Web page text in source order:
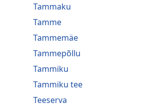
Tammaku
Tamme
Tammemäe
Tammepõllu
Tammiku
Tammiku tee
Teeserva